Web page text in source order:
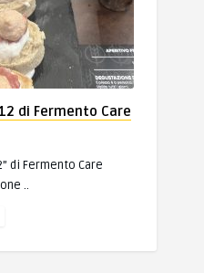
di Fermento Care
di Fermento Care
..